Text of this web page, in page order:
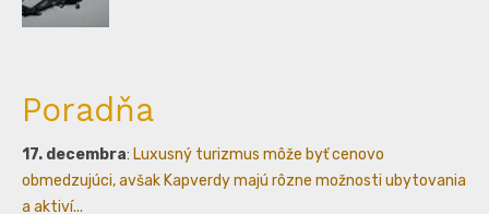
Poradňa
17. decembra: Luxusný turizmus môže byť cenovo
obmedzujúci, avšak Kapverdy majú rôzne možnosti ubytovania
a aktiví...